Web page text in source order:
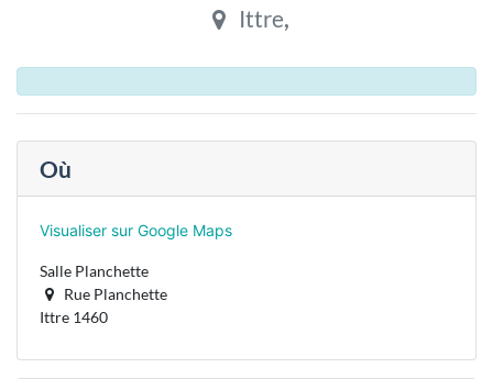
Ittre,
Où
Visualiser sur Google Maps
Salle Planchette
Rue Planchette
Ittre 1460